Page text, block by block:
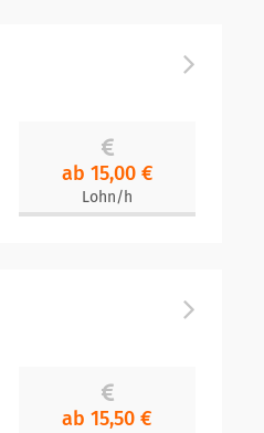
ab 15,00 €
Lohn/h
ab 15,50 €